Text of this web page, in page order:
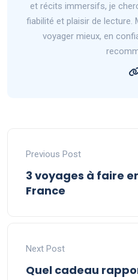
et récits immersifs, je
fiabilité et plaisir de lecture.
voyager mieux, en
Previous Post
3 voyages à faire
France
Next Post
Quel cadeau